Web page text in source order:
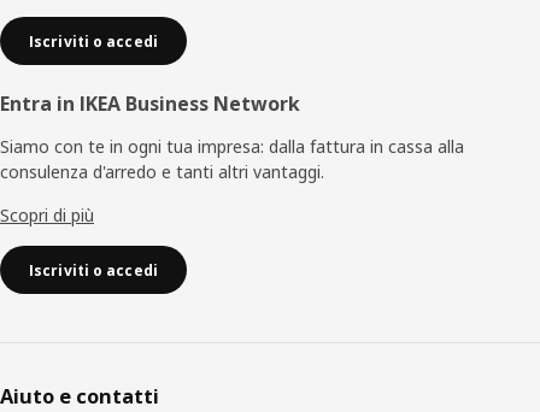
Iscriviti o accedi
Entra in IKEA Business Network
Siamo con te in ogni tua impresa: dalla fattura in cassa alla
consulenza d'arredo e tanti altri vantaggi.
Scopri di più
Iscriviti o accedi
Aiuto e contatti